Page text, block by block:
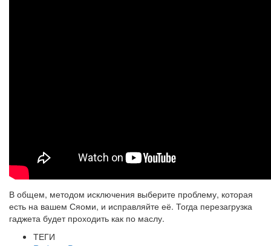
В общем, методом исключения выберите проблему, которая
есть на вашем Сяоми, и исправляйте её. Тогда перезагрузка
гаджета будет проходить как по маслу.
ТЕГИ